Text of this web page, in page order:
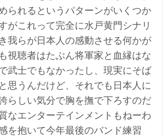
られるというパターンがいくつか
がこれって完全に水戸黄門シナリ
我らが日本人の感動させる何かが
視聴者はたぶん将軍家と血縁はな
武士でもなかったし、現実にそば
思うんだけど、それでも日本人に
らしい気分で胸を撫で下ろすのだ
なエンターテインメントもねーわ
を抱いて今年最後のバンド練習